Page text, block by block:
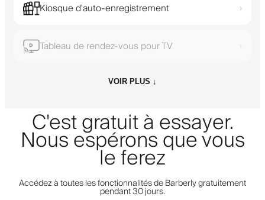
Kiosque d'auto-enregistrement ›
Tableau de rendez-vous pour TV ›
VOIR PLUS ↓
C'est gratuit à essayer.
Nous espérons que vous
le ferez
Accédez à toutes les fonctionnalités de Barberly gratuitement
pendant 30 jours.